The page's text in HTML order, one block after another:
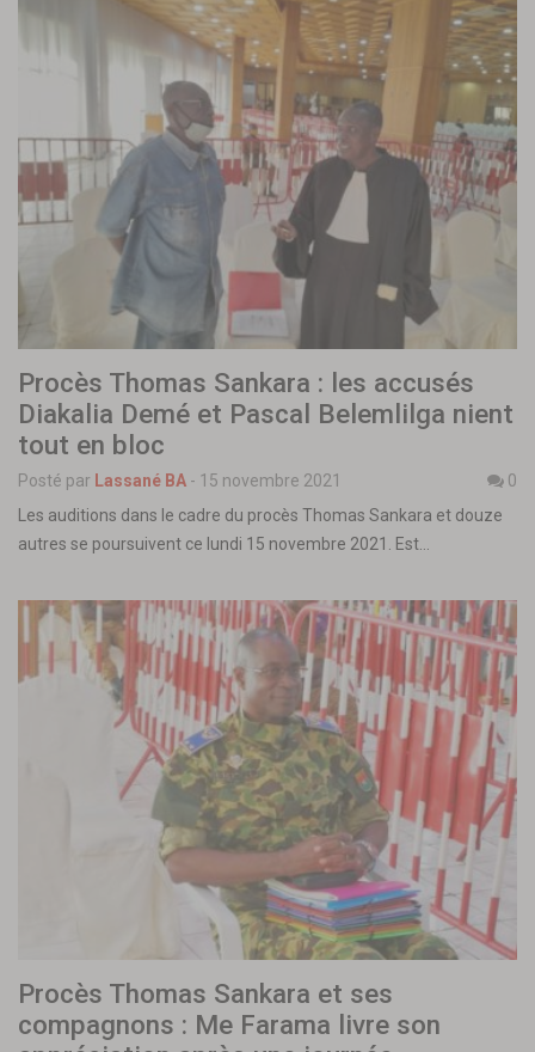
Procès Thomas Sankara : les accusés
Diakalia Demé et Pascal Belemlilga nient
tout en bloc
Posté par Lassané BA - 15 novembre 2021
0
Les auditions dans le cadre du procès Thomas Sankara et douze
autres se poursuivent ce lundi 15 novembre 2021. Est…
Procès Thomas Sankara et ses
compagnons : Me Farama livre son